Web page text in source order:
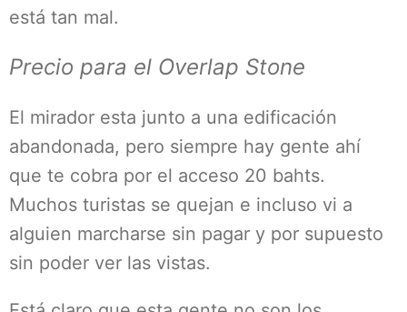
está tan mal.
Precio para el Overlap Stone
El mirador esta junto a una edificación
abandonada, pero siempre hay gente ahí
que te cobra por el acceso 20 bahts.
Muchos turistas se quejan e incluso vi a
alguien marcharse sin pagar y por supuesto
sin poder ver las vistas.